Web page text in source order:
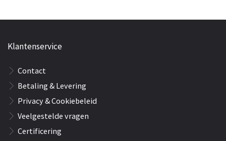
Klantenservice
Contact
Betaling & Levering
Privacy & Cookiebeleid
Veelgestelde vragen
Certificering